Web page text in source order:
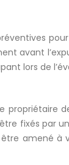
avant
lors de
propriétaire
fixés par
amené à